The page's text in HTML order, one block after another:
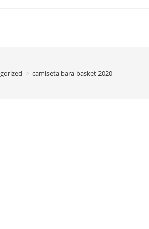
> camiseta bara basket 2020